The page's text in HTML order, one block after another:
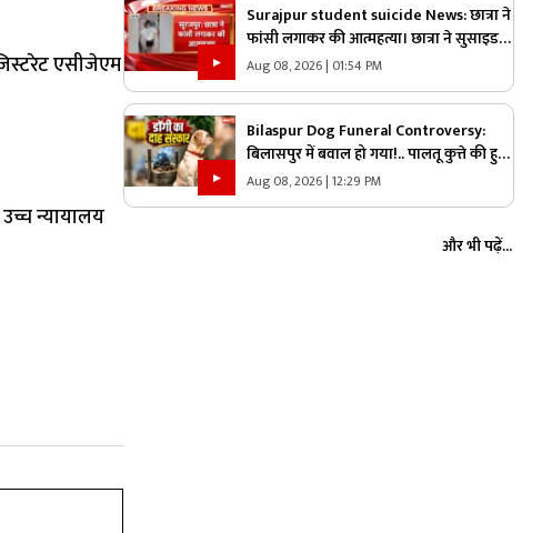
एसीजेएम
न्यायालय
Surajpur student suicide News: छात्रा ने
फांसी लगाकर की आत्महत्या। छात्रा ने सुसाइड
नोट में माता-पिता से मांगी माफी
Aug 08, 2026 | 01:54 PM
Bilaspur Dog Funeral Controversy:
बिलासपुर में बवाल हो गया!.. पालतू कुत्ते की हुई
मौत तो लेकर पहुंचे श्मशान, किया दाह संस्कार
तो शुरू हो गया हंगामा
Aug 08, 2026 | 12:29 PM
और भी पढ़ें...